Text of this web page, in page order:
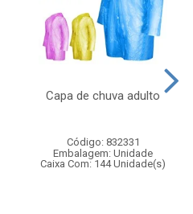
Capa de chuva adulto
Código: 832331
Embalagem: Unidade
Caixa Com: 144 Unidade(s)